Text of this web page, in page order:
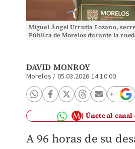
Miguel Ángel Urrutia Lozano,
Pública de Morelos durante la
DAVID MONROY
Morelos / 05.03.2026 14:10:00
Únete al
A 96 horas de su